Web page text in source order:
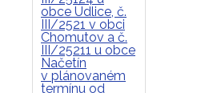
obce Údlice, č.
III/2521 v obci
Chomutov a č.
III/25211 u obce
Načetín
v plánovaném
termínu od